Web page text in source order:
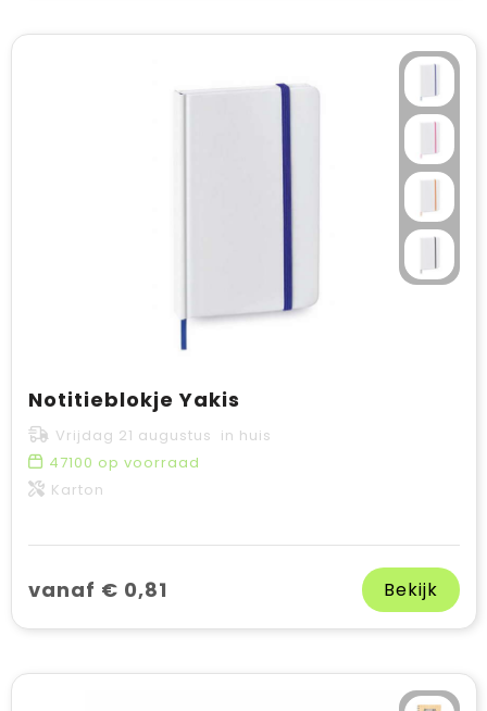
Notitieblokje Yakis
Vrijdag 21 augustus in huis
47100 op voorraad
Karton
vanaf € 0,81 Bekijk